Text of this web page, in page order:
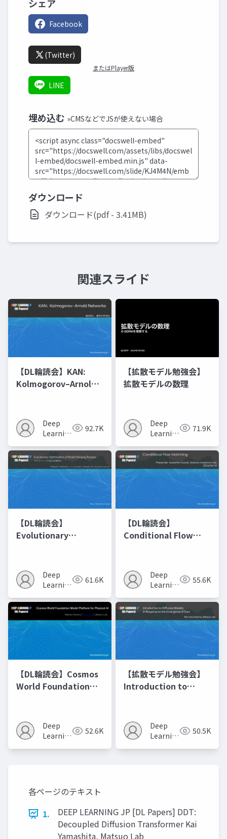
シェア
Facebook
(Twitter)
またはPlayer版
LINE
埋め込む »CMSなどでJSが使えない場合
ダウンロード
ダウンロード(pdf - 3.41MB)
関連スライド
【DL輪読会】KAN:
Kolmogorov–Arnold
Deep
Learning
92.7K
【拡散モデル勉強会】
拡散モデルの数理
Deep
Learning
71.9K
【DL輪読会】
Evolutionary
Recipes モデルマージ
の進化的最適化
Deep
Learning
61.6K
【DL輪読会】
Conditional Flow
Deep
Learning
55.6K
【DL輪読会】Cosmos
World Foundation
Deep
Learning
52.6K
【拡散モデル勉強会】
Introduction to
Deep
Learning
50.5K
各ページのテキスト
1.
DEEP LEARNING JP [DL Papers] DDT:
Decoupled Diffusion Transformer Kai
Yamashita, Matsuo Lab